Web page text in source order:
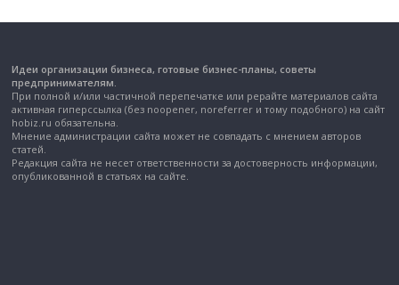
Идеи организации бизнеса, готовые бизнес-планы, советы
предпринимателям.
При полной и/или частичной перепечатке или рерайте материалов сайта
активная гиперссылка (без noopener, noreferrer и тому подобного) на сайт
hobiz.ru обязательна.
Мнение администрации сайта может не совпадать с мнением авторов
статей.
Редакция сайта не несет ответственности за достоверность информации,
опубликованной в статьях на сайте.